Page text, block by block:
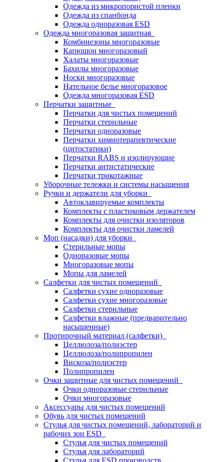
Одежда из микропористой пленки
Одежда из спанбонда
Одежда одноразовая ESD
Одежда многоразовая защитная
Комбинезоны многоразовые
Капюшон многоразовый
Халаты многоразовые
Бахилы многоразовые
Носки многоразовые
Нательное белье многоразовое
Одежда многоразовая ESD
Перчатки защитные
Перчатки для чистых помещений
Перчатки стерильные
Перчатки одноразовые
Перчатки химиотерапевтические
(цитостатики)
Перчатки RABS и изолирующие
Перчатки антистатические
Перчатки трикотажные
Уборочные тележки и системы насыщения
Ручки и держатели для уборки
Автоклавируемые комплекты
Комплекты с пластиковым держателем
Комплекты для очистки изоляторов
Комплекты для очистки ламелей
Моп (насадки) для уборки
Стерильные мопы
Одноразовые мопы
Многоразовые мопы
Мопы для ламелей
Салфетки для чистых помещений
Салфетки сухие одноразовые
Салфетки сухие многоразовые
Салфетки стерильные
Салфетки влажные (предварительно
насыщенные)
Протирочный материал (салфетки)
Целлюлоза/полиэстер
Целлюлоза/полипропилен
Вискоза/полиэстер
Полипропилен
Очки защитные для чистых помещений
Очки одноразовые стерильные
Очки многоразовые
Аксессуары для чистых помещений
Обувь для чистых помещений
Стулья для чистых помещений, лабораторий и
рабочих зон ESD
Стулья для чистых помещений
Стулья для лабораторий